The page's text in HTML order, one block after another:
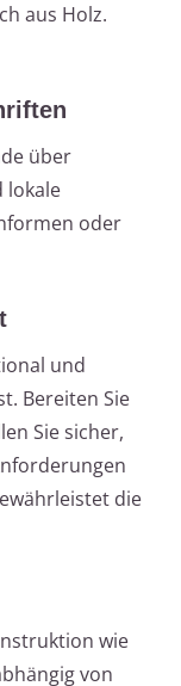
aus Holz.
über
lokale
oder
und
Bereiten Sie
Sie sicher,
die
wie
von